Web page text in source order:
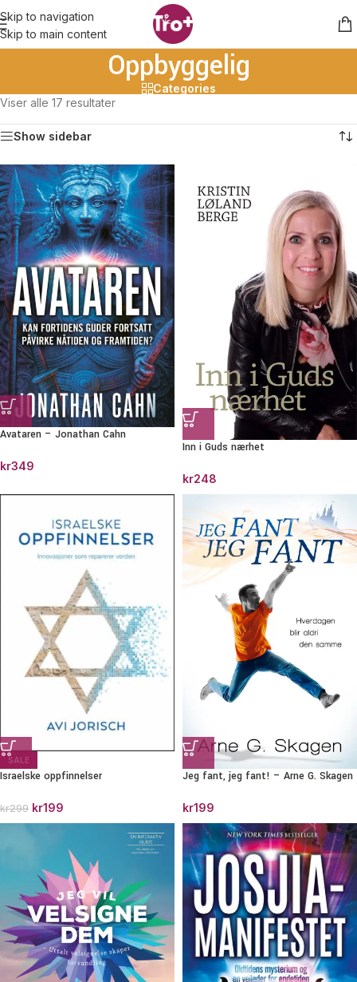
Skip to navigation
Skip to main content
Oppbyggelig
Categories
Viser alle 17 resultater
Show sidebar
Avataren – Jonathan Cahn
kr349
Inn i Guds nærhet
kr248
SALE
Israelske oppfinnelser
kr299 kr199
Jeg fant, jeg fant! – Arne G. Skagen
kr199